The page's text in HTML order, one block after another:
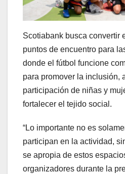
Scotiabank busca convertir
puntos de encuentro para
donde el fútbol funcione
para promover la inclusión,
participación de niñas y
fortalecer el tejido social.
“Lo importante no es
participan en la actividad,
se apropia de estos
organizadores durante la